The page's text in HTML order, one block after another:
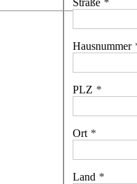
Straße
Hausnummer
PLZ
Ort
Land